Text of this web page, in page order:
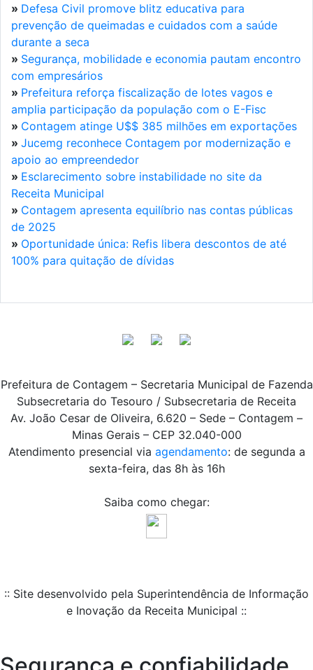
» Defesa Civil promove blitz educativa para
prevenção de queimadas e cuidados com a saúde
durante a seca
» Segurança, mobilidade e economia pautam encontro
com empresários
» Prefeitura reforça fiscalização de lotes vagos e
amplia participação da população com o E-Fisc
» Contagem atinge U$$ 385 milhões em exportações
» Jucemg reconhece Contagem por modernização e
apoio ao empreendedor
» Esclarecimento sobre instabilidade no site da
Receita Municipal
» Contagem apresenta equilíbrio nas contas públicas
de 2025
» Oportunidade única: Refis libera descontos de até
100% para quitação de dívidas
Prefeitura de Contagem – Secretaria Municipal de Fazenda
Subsecretaria do Tesouro / Subsecretaria de Receita
Av. João Cesar de Oliveira, 6.620 – Sede – Contagem –
Minas Gerais – CEP 32.040-000
Atendimento presencial via agendamento: de segunda a
sexta-feira, das 8h às 16h
Saiba como chegar:
:: Site desenvolvido pela Superintendência de Informação
e Inovação da Receita Municipal ::